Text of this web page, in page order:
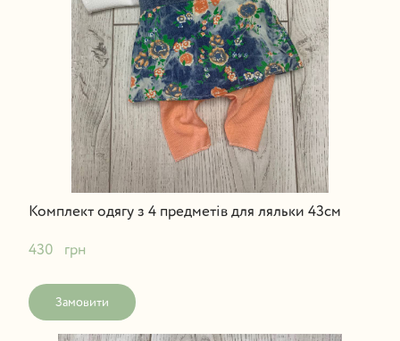
Комплект одягу з 4 предметів для ляльки 43см
430   грн
Замовити